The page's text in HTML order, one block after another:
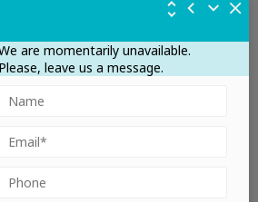
are momentarily unavailable.
Please, leave us a message.